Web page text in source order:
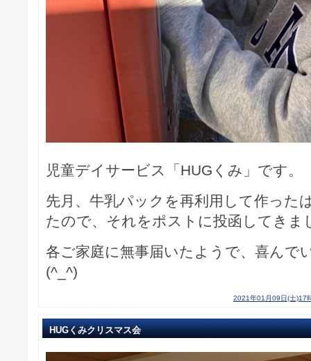
児童デイサービス「HUGくみ」です。
先月、牛乳パックを再利用して作った
たので、それをポストに投函してきま
各ご家庭に無事届いたようで、喜んで
(^_^)
2021年01月09日(土)17
HUGくみクリスマス会